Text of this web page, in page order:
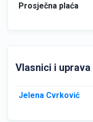
Prosječna plaća
Vlasnici i uprava
Jelena Cvrković